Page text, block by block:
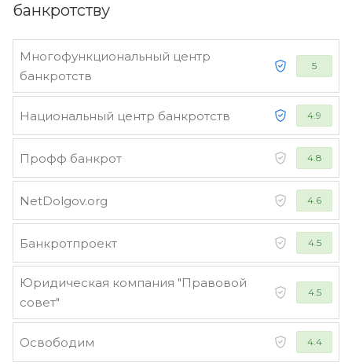
банкротству
Многофункциональный центр
банкротств
5
Национальный центр банкротств 4.9
Профф банкрот 4.8
NetDolgov.org 4.6
Банкротпроект 4.5
Юридическая компания "Правовой
совет"
4.5
Освободим 4.4